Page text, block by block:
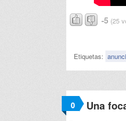
-5 (25
Etiquetas:
0 Una